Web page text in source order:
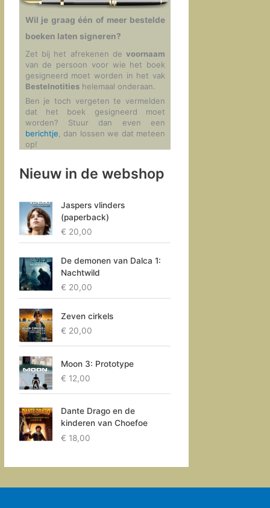
Wil je graag één of meer bestelde
boeken laten signeren?
Zet bij het afrekenen devoornaam
van de persoon voor wie het boek
gesigneerd moet worden in het vak
Bestelnotitieshelemaal onderaan.
Ben je toch vergeten te vermelden
dat het boek gesigneerd moet
worden? Stuur dan even een
berichtje, dan lossen we dat meteen
op!
Nieuw in de webshop
Jaspers vlinders
(paperback)
€ 20,00
De demonen van Dalca 1:
Nachtwild
€ 20,00
Zeven cirkels
€ 20,00
Moon 3: Prototype
€ 12,00
Dante Drago en de
kinderen van Choefoe
€ 18,00